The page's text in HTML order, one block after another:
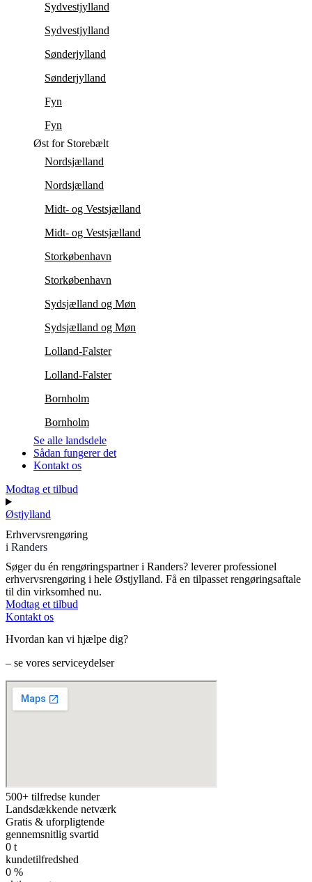
Sydvestjylland
Sydvestjylland
Sønderjylland
Sønderjylland
Fyn
Fyn
Øst for Storebælt
Nordsjælland
Nordsjælland
Midt- og Vestsjælland
Midt- og Vestsjælland
Storkøbenhavn
Storkøbenhavn
Sydsjælland og Møn
Sydsjælland og Møn
Lolland-Falster
Lolland-Falster
Bornholm
Bornholm
Se alle landsdele
Sådan fungerer det
Kontakt os
Modtag et tilbud
Østjylland
Erhvervsrengøring
i Randers
Søger du én rengøringspartner i Randers? leverer professionel
erhvervsrengøring i hele Østjylland. Få en tilpasset rengøringsaftale
til din virksomhed nu.
Modtag et tilbud
Kontakt os
Hvordan kan vi hjælpe dig?
– se vores serviceydelser
500+ tilfredse kunder
Landsdækkende netværk
Gratis & uforpligtende
gennemsnitlig svartid
0 t
kundetilfredshed
0 %